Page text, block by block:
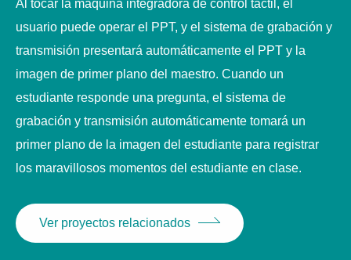
tiene un módulo de seguimiento y reconocimiento de
imágenes integrado, que puede realizar el
reconocimiento y el seguimiento de imágenes
totalmente automáticos sin cámaras de análisis
adicionales para profesores y estudiantes y
dispositivos de hardware (host de seguimiento).
grabar el flujo de video RTSP remoto a través del
USB del host.
Al tocar la máquina integradora de control táctil, el
usuario puede operar el PPT, y el sistema de grabación y
transmisión presentará automáticamente el PPT y la
imagen de primer plano del maestro. Cuando un
estudiante responde una pregunta, el sistema de
grabación y transmisión automáticamente tomará un
primer plano de la imagen del estudiante para registrar
los maravillosos momentos del estudiante en clase.
Ver proyectos relacionados